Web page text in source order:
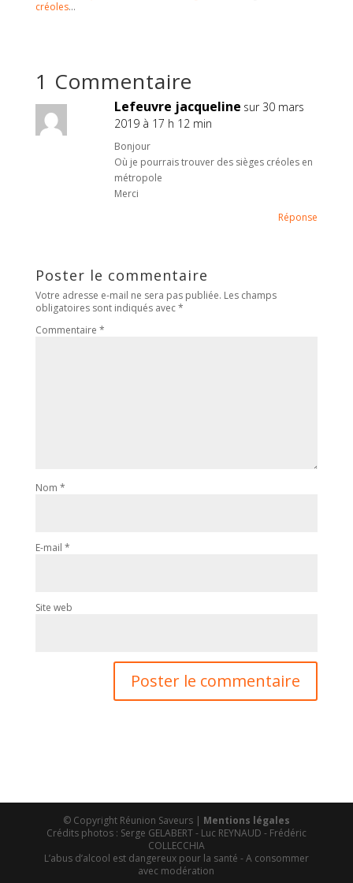
créoles…
1 Commentaire
Lefeuvre jacqueline sur 30 mars
2019 à 17 h 12 min
Bonjour
Où je pourrais trouver des sièges créoles en
métropole
Merci
Réponse
Poster le commentaire
Votre adresse e-mail ne sera pas publiée. Les champs
obligatoires sont indiqués avec*
Commentaire *
Nom *
E-mail *
Site web
© Copyright Réunion Saveurs | Mentions légales
Crédits photos : Serge GELABERT - Luc REYNAUD - Frédéric
COLLECCHIA
L’abus d’alcool est dangereux pour la santé - A consommer
avec modération